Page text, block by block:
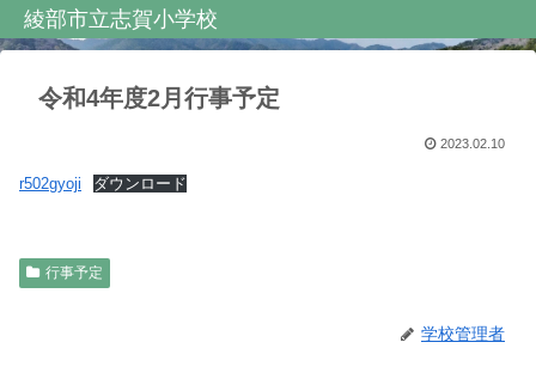
綾部市立志賀小学校
令和4年度2月行事予定
2023.02.10
r502gyoji ダウンロード
行事予定
学校管理者